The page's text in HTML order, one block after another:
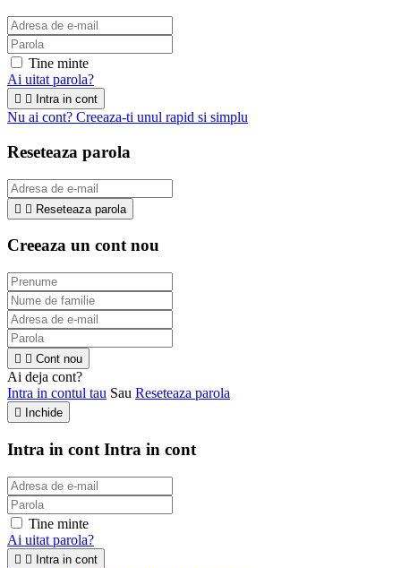
Tine minte
Ai uitat parola?
  Intra in cont
Nu ai cont? Creeaza-ti unul rapid si simplu
Reseteaza parola
  Reseteaza parola
Creeaza un cont nou
  Cont nou
Ai deja cont?
Intra in contul tau Sau Reseteaza parola
 Inchide
Intra in cont Intra in cont
Tine minte
Ai uitat parola?
  Intra in cont